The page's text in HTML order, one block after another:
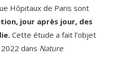
Hôpitaux de Paris sont
jour après jour, des
Cette étude a fait l’objet
dans Nature